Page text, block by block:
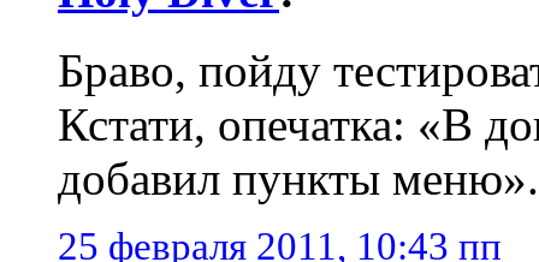
Браво, пойду
Кстати, опечатка: «В
добавил пункты меню».
25 февраля 2011, 10:43 пп